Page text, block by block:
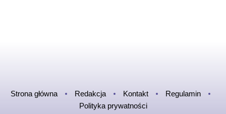
Strona główna Redakcja Kontakt
Regulamin
Polityka prywatności